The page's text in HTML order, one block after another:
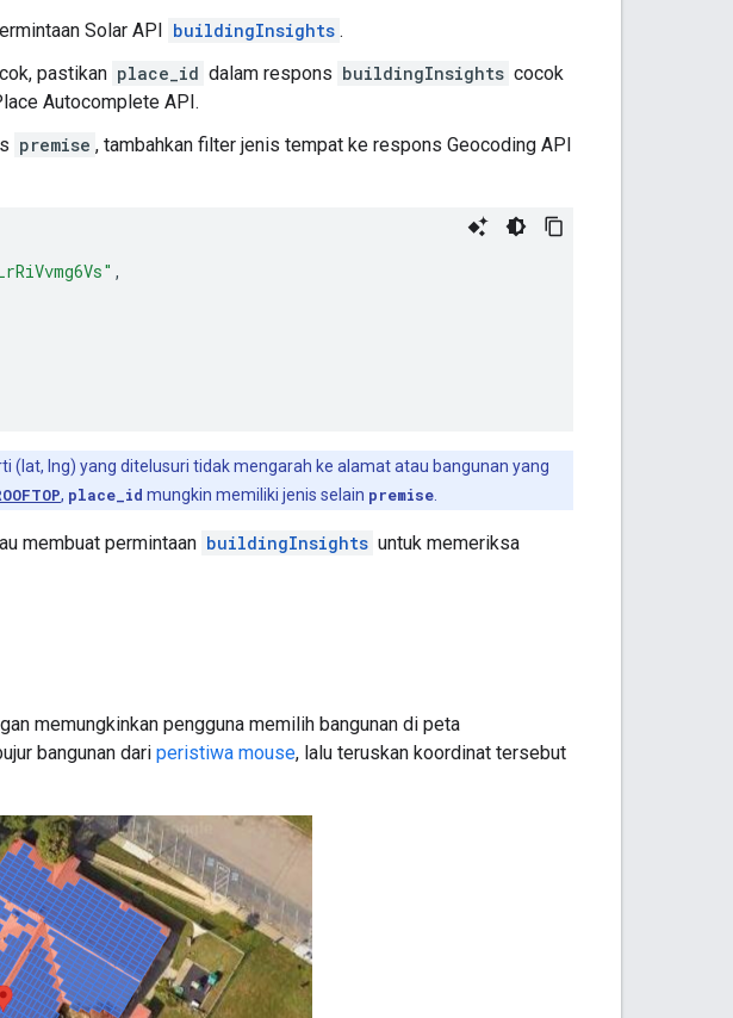
Solar API buildingInsights .
pastikan place_id dalam respons buildingInsights cocok
Autocomplete API.
premise , tambahkan filter jenis tempat ke respons Geocoding API
,
(lat, lng) yang ditelusuri tidak mengarah ke alamat atau bangunan yang
, place_id mungkin memiliki jenis selain premise
membuat permintaan buildingInsights untuk memeriksa
memungkinkan pengguna memilih bangunan di peta
bangunan dari peristiwa mouse, lalu teruskan koordinat tersebut